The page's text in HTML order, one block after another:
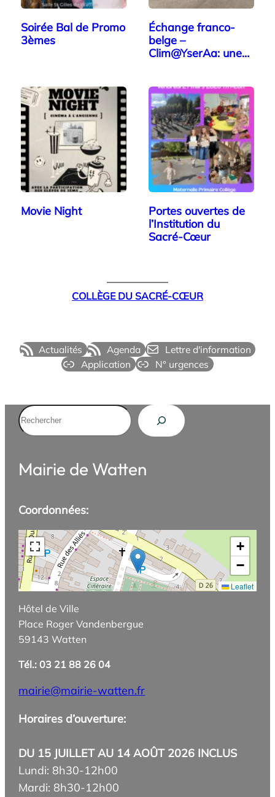
Soirée Bal de Promo
3èmes
Échange franco-
belge –
Clim@YserAa: une
Movie Night
Portes ouvertes de
l’Institution du
Sacré-Cœur
COLLÈGE DU SACRÉ-CŒUR
Actualités Agenda
Lettre d'information
Application
N° urgences
Rechercher
Mairie de Watten
Coordonnées:
+
−
Leaflet
Hôtel de Ville
Place Roger Vandenbergue
59143 Watten
Tél.: 03 21 88 26 04
mairie@mairie-watten.fr
Horaires d’ouverture:
DU 15 JUILLET AU 14 AOÛT 2026 INCLUS
Lundi: 8h30-12h00
Mardi: 8h30-12h00